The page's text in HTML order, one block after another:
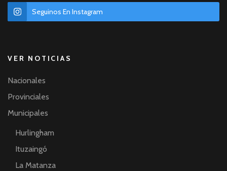
Seguinos En Instagram
VER NOTICIAS
Nacionales
Provinciales
Municipales
Hurlingham
Ituzaingó
La Matanza